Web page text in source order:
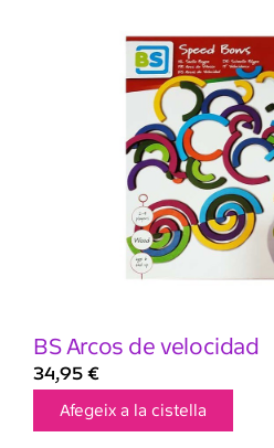
BS Arcos de velocidad
34,95 €
Afegeix a la cistella